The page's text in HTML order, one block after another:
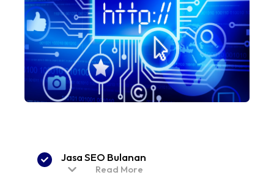
Jasa SEO Bulanan​
Read More